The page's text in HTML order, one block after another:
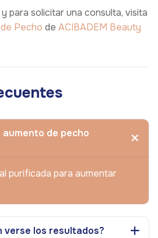
para solicitar una consulta, visita
Pecho de ACIBADEM Beauty
de pecho
purificada para aumentar
verse los resultados?